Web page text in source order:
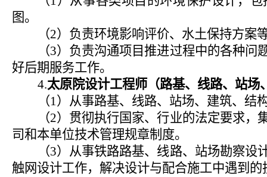
图。
（2）负责环境影响评价、水土保持方案
（3）负责沟通项目推进过程中的各种问
好后期服务工作。
4.太原院设计工程师（路基、线路、站场
（1）从事路基、线路、站场、建筑、结
（2）贯彻执行国家、行业的法定要求，
司和本单位技术管理规章制度。
（3）从事铁路路基、线路、站场勘察设
触网设计工作，解决设计与配合施工中遇到的